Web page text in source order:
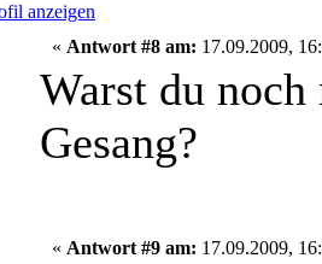
« Antwort #8 am: 17.09.2009,
Warst du
Gesang?
« Antwort #9 am: 17.09.2009,